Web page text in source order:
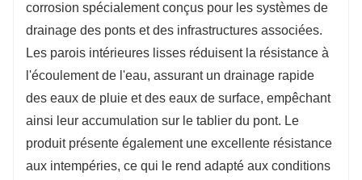
corrosion spécialement conçus pour les systèmes de
drainage des ponts et des infrastructures associées.
Les parois intérieures lisses réduisent la résistance à
l'écoulement de l'eau, assurant un drainage rapide
des eaux de pluie et des eaux de surface, empêchant
ainsi leur accumulation sur le tablier du pont. Le
produit présente également une excellente résistance
aux intempéries, ce qui le rend adapté aux conditions